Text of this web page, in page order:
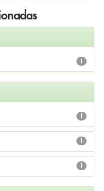
1
1
1
1